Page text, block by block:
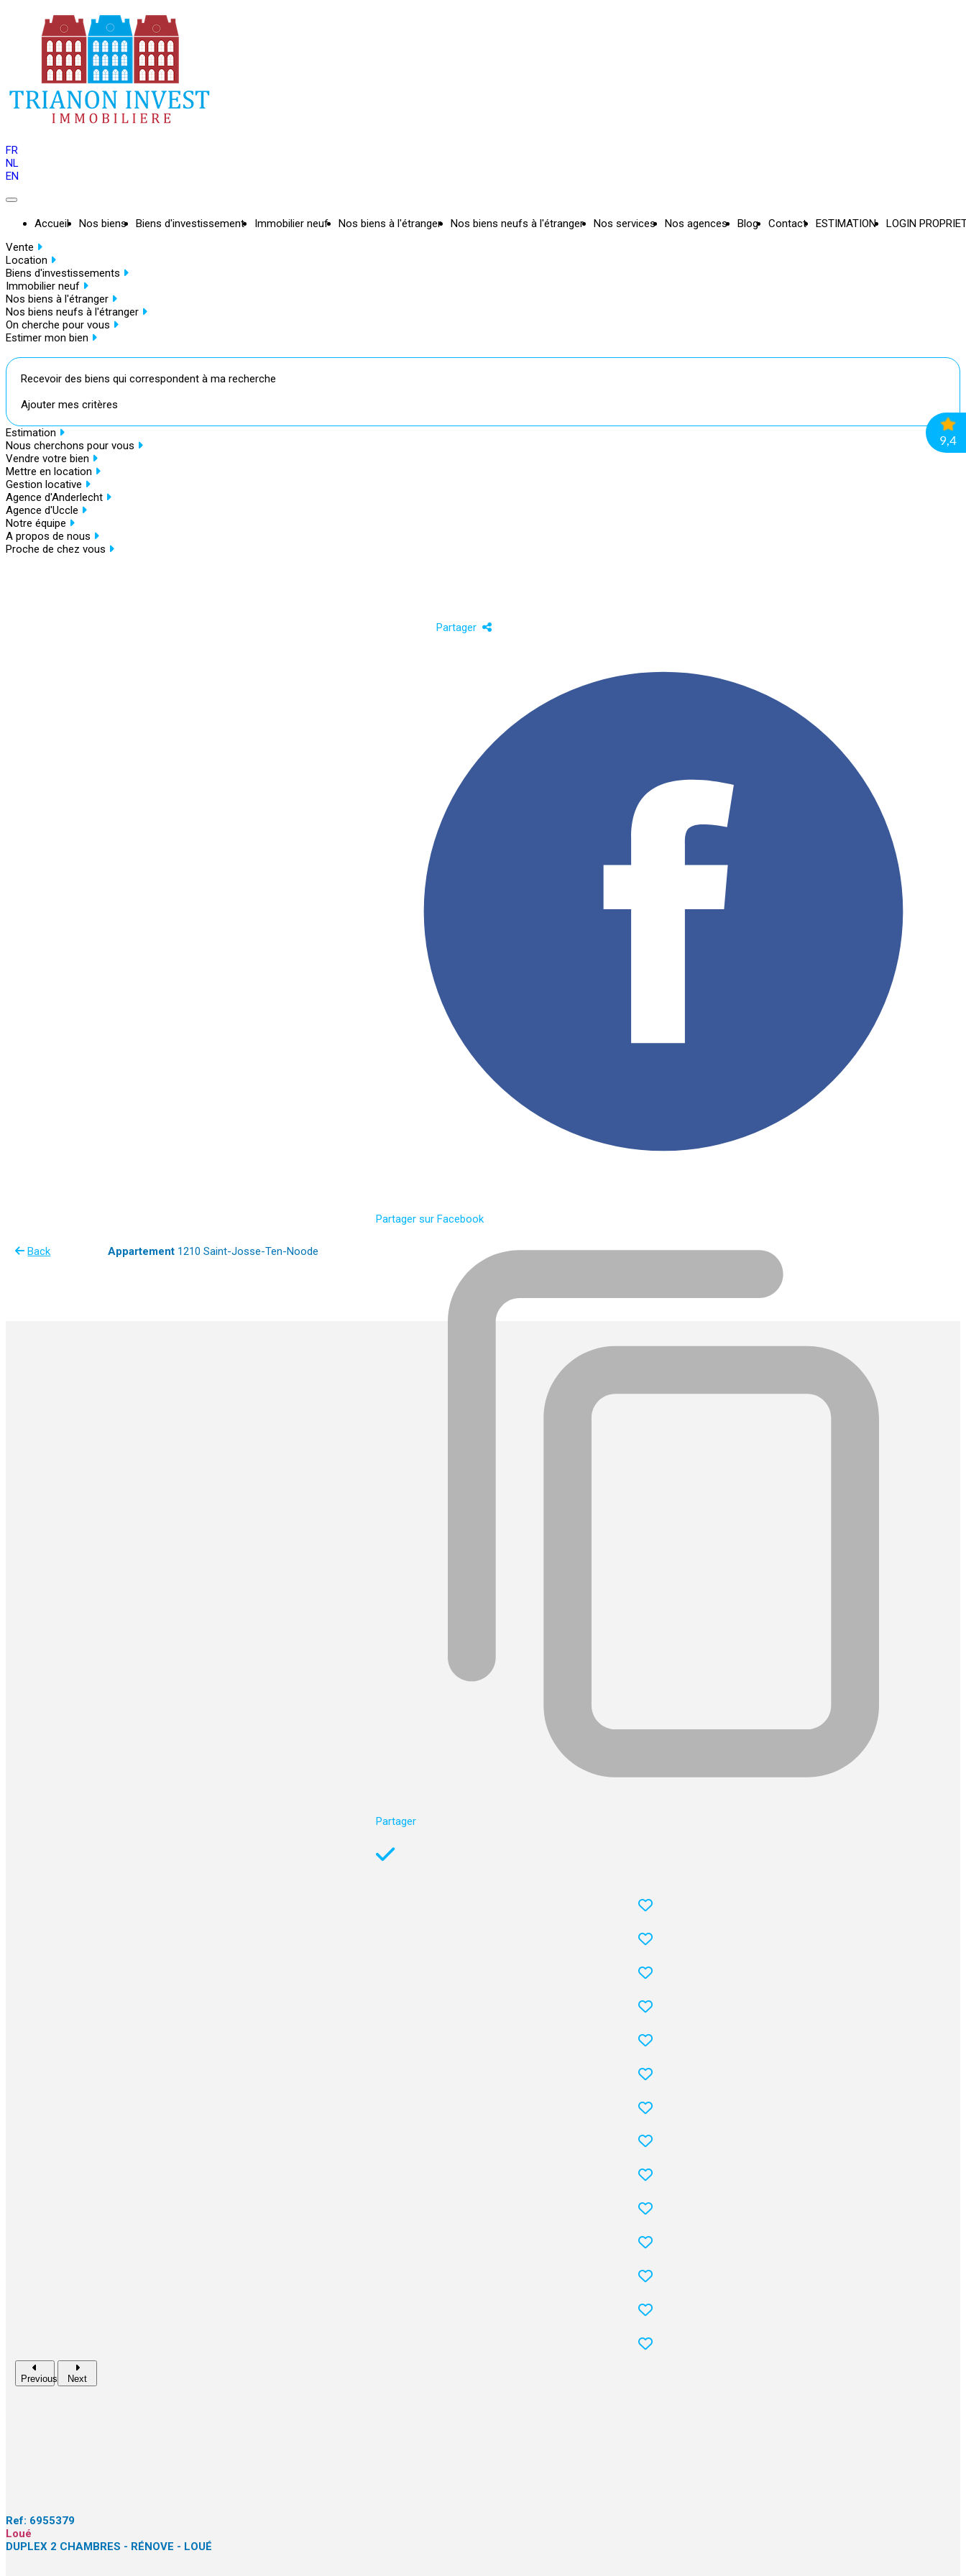
FR
NL
EN
Accueil Nos biens Biens d'investissement Immobilier neuf Nos biens à l'étranger Nos biens neufs à l'étranger Nos services Nos agences Blog Contact ESTIMATION
LOGIN
Vente
Location
Biens d'investissements
Immobilier neuf
Nos biens à l'étranger
Nos biens neufs à l'étranger
On cherche pour vous
Estimer mon bien
Recevoir des biens qui correspondent à ma recherche
Ajouter mes critères
Estimation
Nous cherchons pour vous
Vendre votre bien
Mettre en location
Gestion locative
Agence d'Anderlecht
Agence d'Uccle
Notre équipe
A propos de nous
Proche de chez vous
Back Appartement 1210 Saint-Josse-Ten-Noode
Partager
Partager sur Facebook
Partager
Previous Next
Ref: 6955379
Loué
DUPLEX 2 CHAMBRES - RÉNOVE - LOUÉ